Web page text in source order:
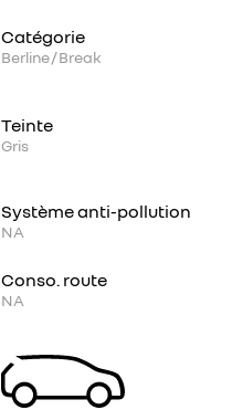
Catégorie
Berline / Break
Teinte
Gris
Système anti-pollution
NA
Conso. route
NA